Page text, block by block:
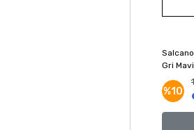
Gri
%10